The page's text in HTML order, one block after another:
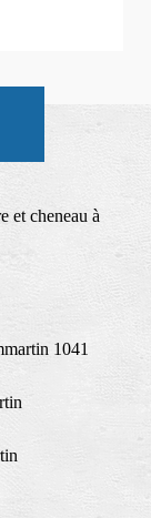
et cheneau à
1041